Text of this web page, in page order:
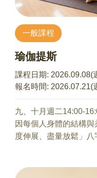
一般課程
瑜伽提斯
課程日期: 2026.09.08(
報名時間: 2026.07.21(
九、十月週二14:00-
因每個人身體的結構
度伸展、盡量放鬆」